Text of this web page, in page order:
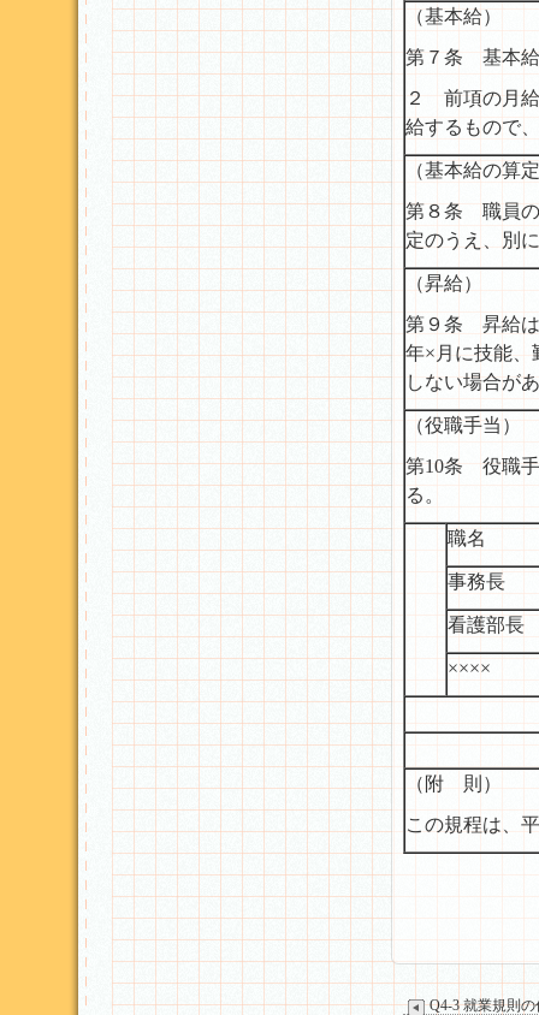
（基本給）
第７条 基本給
２ 前項の月給
給するもので
（基本給の算
第８条 職員の
定のうえ、別
（昇給）
第９条 昇給は
年×月に技能、
しない場合が
（役職手当）
第10条 役職手
る。
職名
事務長
看護部長
××××
（附 則）
この規程は、
Q4-3 就業規則